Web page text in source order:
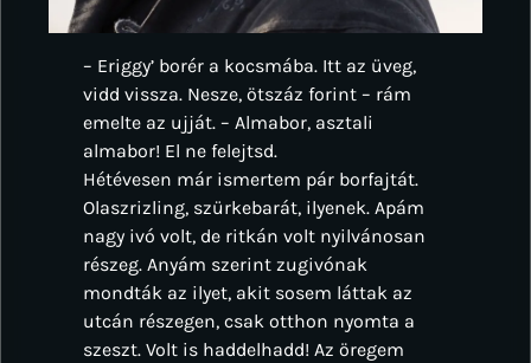
– Eriggy’ borér a kocsmába. Itt az üveg,
vidd vissza. Nesze, ötszáz forint – rám
emelte az ujját. – Almabor, asztali
almabor! El ne felejtsd.
Hétévesen már ismertem pár borfajtát.
Olaszrizling, szürkebarát, ilyenek. Apám
nagy ivó volt, de ritkán volt nyilvánosan
részeg. Anyám szerint zugivónak
mondták az ilyet, akit sosem láttak az
utcán részegen, csak otthon nyomta a
szeszt. Volt is haddelhadd! Az öregem